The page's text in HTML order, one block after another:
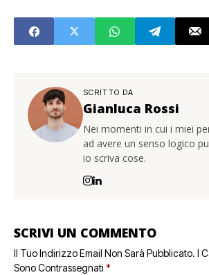
SCRITTO DA
Gianluca Rossi
Nei momenti in cui i miei
ad avere un senso logico
io scriva cose.
SCRIVI UN COMMENTO
Il Tuo Indirizzo Email Non Sarà Pubblicato. I
Sono Contrassegnati *